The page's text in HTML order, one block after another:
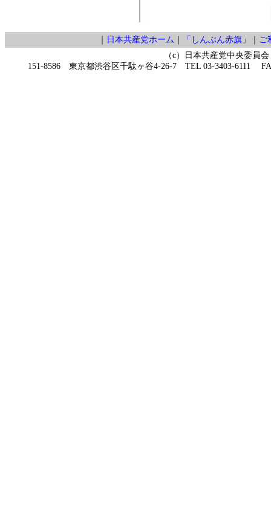
日本共産党ホーム 「しんぶん赤旗」
ご
（c）日本共産党中央委員会
151-8586 東京都渋谷区千駄ヶ谷4-26-7 TEL 03-3403-6111